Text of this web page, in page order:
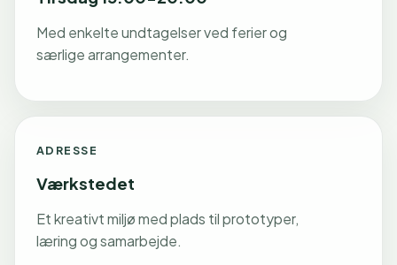
Med enkelte undtagelser ved ferier og
særlige arrangementer.
ADRESSE
Værkstedet
Et kreativt miljø med plads til prototyper,
læring og samarbejde.